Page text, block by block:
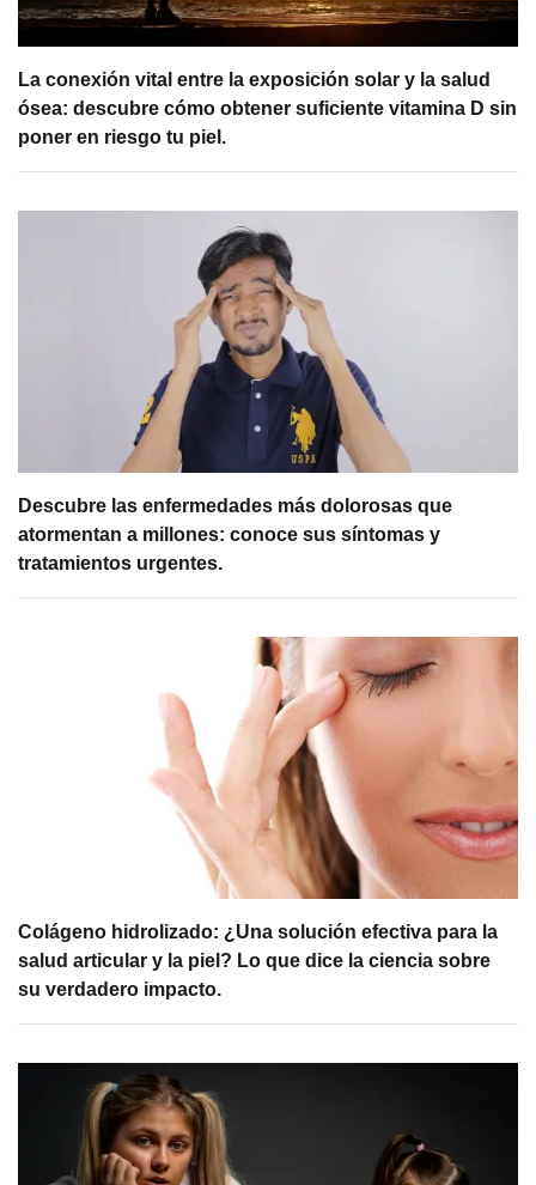
La conexión vital entre la exposición solar y la salud
ósea: descubre cómo obtener suficiente vitamina D sin
poner en riesgo tu piel.
Descubre las enfermedades más dolorosas que
atormentan a millones: conoce sus síntomas y
tratamientos urgentes.
Colágeno hidrolizado: ¿Una solución efectiva para la
salud articular y la piel? Lo que dice la ciencia sobre
su verdadero impacto.